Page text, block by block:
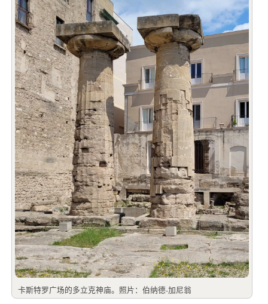
卡斯特罗广场的多立克神庙。照片：伯纳德-加尼翁